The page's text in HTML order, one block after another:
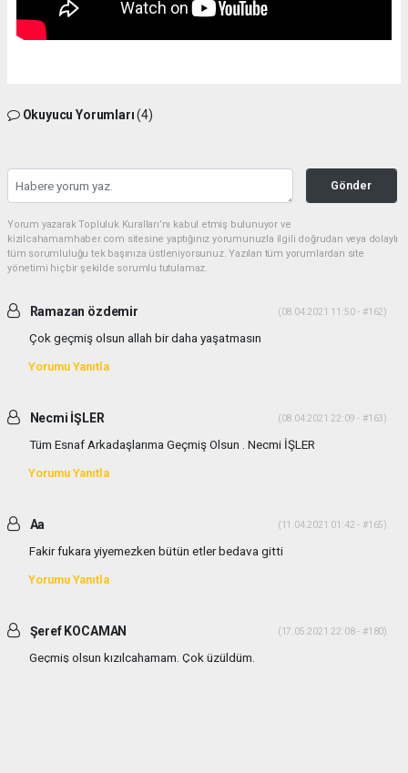
Okuyucu Yorumları(4)
Gönder
Yorum yazarak Topluluk Kuralları’nı kabul etmiş bulunuyor ve
kizilcahamamhaber.com sitesine yaptığınız yorumunuzla ilgili doğrudan veya dolaylı
tüm sorumluluğu tek başınıza üstleniyorsunuz. Yazılan tüm yorumlardan site
yönetimi hiçbir şekilde sorumlu tutulamaz.
Ramazan özdemir (08.04.2021 11:50 - #162)
Çok geçmiş olsun allah bir daha yaşatmasın
Yorumu Yanıtla
Necmi İŞLER (08.04.2021 22:09 - #163)
Tüm Esnaf Arkadaşlarıma Geçmiş Olsun . Necmi İŞLER
Yorumu Yanıtla
Aa (11.04.2021 01:42 - #165)
Fakir fukara yiyemezken bütün etler bedava gitti
Yorumu Yanıtla
Şeref KOCAMAN (17.05.2021 22:08 - #180)
Geçmiş olsun kızılcahamam. Çok üzüldüm.